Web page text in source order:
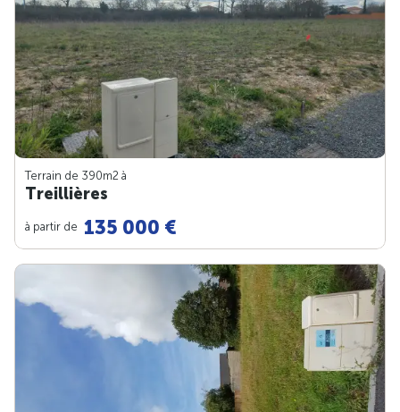
Terrain de 390m2 à
Treillières
à partir de 135 000 €